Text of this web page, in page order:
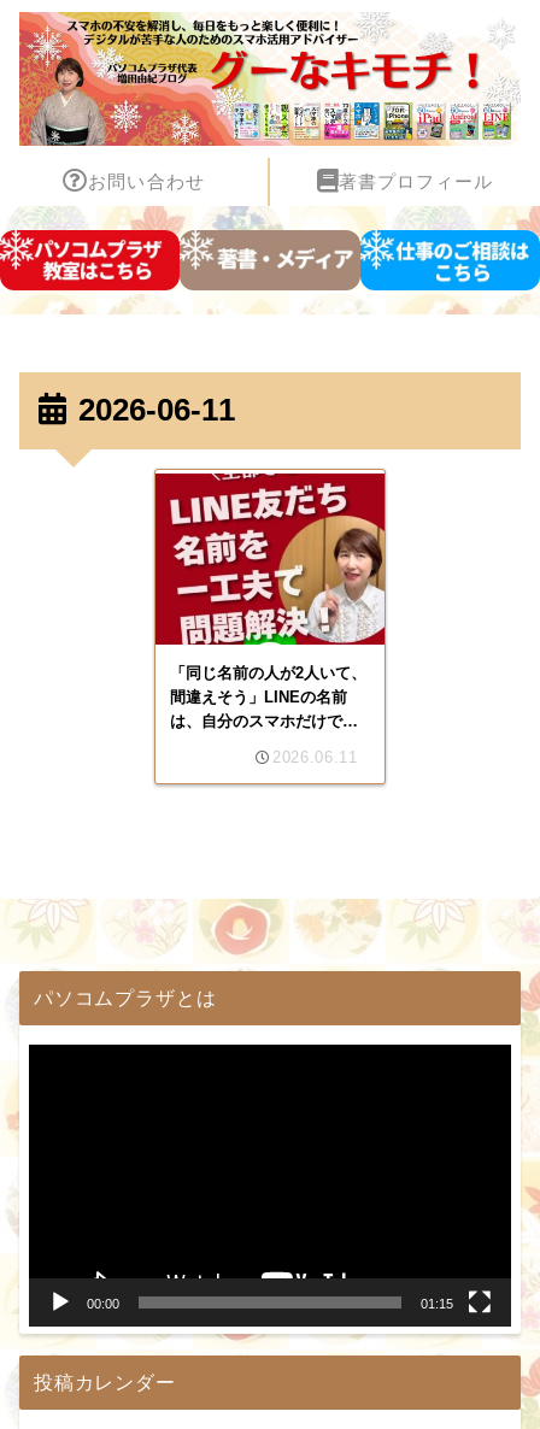
お問い合わせ 著書プロフィール
2026-06-11
「同じ名前の人が2人いて、
間違えそう」LINEの名前
は、自分のスマホだけで変
2026.06.11
パソコムプラザとは
00:00 01:15
投稿カレンダー